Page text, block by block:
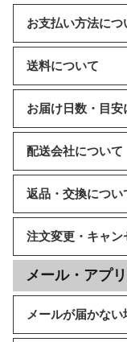
お支払い方法につ
送料について
お届け日数・目安
配送会社について
返品・交換につい
注文変更・キャン
メール・アプ
メールが届かない